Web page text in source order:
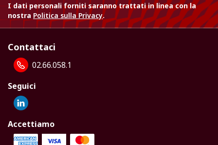
I dati personali forniti saranno trattati in linea con la
nostra Politica sulla Privacy.
Contattaci
02.66.058.1
Seguici
Accettiamo